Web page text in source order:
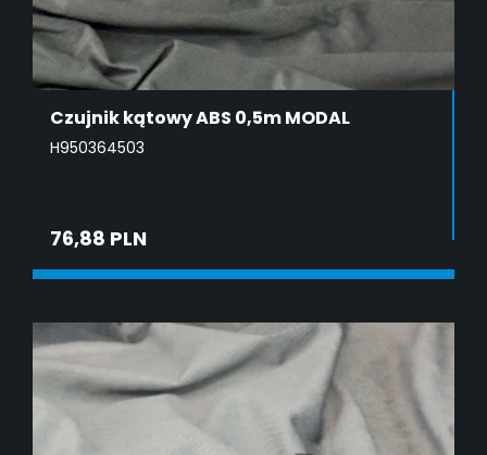
Czujnik kątowy ABS 0,5m MODAL
H950364503
76,88 PLN